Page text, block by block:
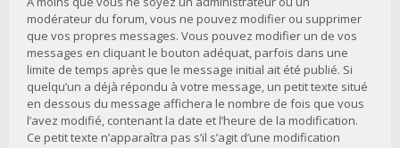
modérateur du forum, vous ne pouvez modifier ou supprimer
que vos propres messages. Vous pouvez modifier un de vos
messages en cliquant le bouton adéquat, parfois dans une
limite de temps après que le message initial ait été publié. Si
quelqu’un a déjà répondu à votre message, un petit texte situé
en dessous du message affichera le nombre de fois que vous
l’avez modifié, contenant la date et l’heure de la modification.
Ce petit texte n’apparaîtra pas s’il s’agit d’une modification